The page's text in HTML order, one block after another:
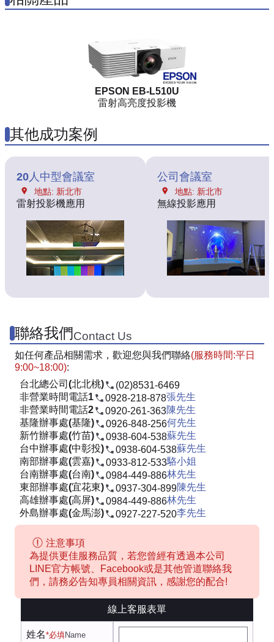
EPSON EB-L510U
雷射高亮度投影機
其他成功案例
20人中型會議室
地點: 新北市
雷射投影機應用
公司會議室
地點: 新北市
無線投影應用
聯絡我們Contact Us
如任何產品相關需求，歡迎您與我們聯絡(服務時間:平日
9:00~18:00):
台北總公司(北北桃)
(02)8531-6469
非營業時間電話1
0928-218-878張先生
非營業時間電話2
0920-261-363陳先生
基隆辦事處(基隆)
0926-848-256何先生
新竹辦事處(竹苗)
0938-604-538蘇先生
台中辦事處(中彰投)
0938-604-538蘇先生
南部辦事處(雲嘉)
0933-812-533駱小姐
台南辦事處(台南)
0984-449-886林先生
東部辦事處(宜花東)
0937-304-899陳先生
高雄辦事處(高屏)
0984-449-886林先生
外島辦事處(金馬澎)
0927-227-520李先生
注意事項
為提供更佳服務品質，若您曾經有透過本公司
LINE官方帳號、Facebook或是其他管道聯絡我
們，請務必告知專員相關資訊，感謝您的配合!
線上客服表單
姓名*必填Name